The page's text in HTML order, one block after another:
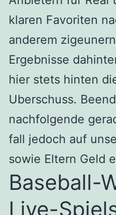
klaren Favoriten
anderem
Ergebnisse
hier stets hinten
Uberschuss.
nachfolgende
fall jedoch auf
sowie Eltern Geld
Baseball-
Live-